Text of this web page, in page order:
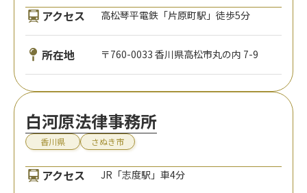
アクセス 高松琴平電鉄「片原町駅」徒歩5分
所在地 〒760-0033 香川県高松市丸の内 7-9
白河原法律事務所
香川県 さぬき市
アクセス JR「志度駅」車4分